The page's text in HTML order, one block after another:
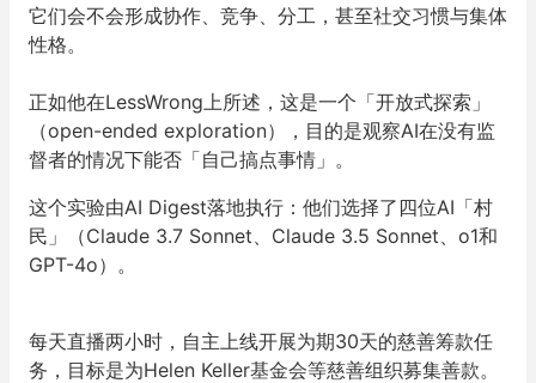
它们会不会形成协作、竞争、分工，甚至社交习惯与集体
性格。
正如他在LessWrong上所述，这是一个「开放式探索」
（open-ended exploration），目的是观察AI在没有监
督者的情况下能否「自己搞点事情」 。
这个实验由AI Digest落地执行：他们选择了四位AI「村
民」（Claude 3.7 Sonnet、Claude 3.5 Sonnet、o1和
GPT-4o）。
每天直播两小时，自主上线开展为期30天的慈善筹款任
务 ，目标是为Helen Keller基金会等慈善组织募集善款。